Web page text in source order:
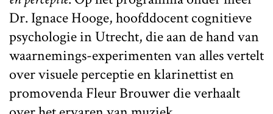
Dr. Ignace Hooge, hoofddocent cognitieve
psychologie in Utrecht, die aan de hand van
waarnemings-experimenten van alles vertelt
over visuele perceptie en klarinettist en
promovenda Fleur Brouwer die verhaalt